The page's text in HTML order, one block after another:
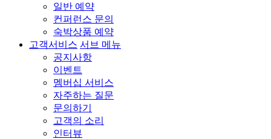
일반 예약
컨퍼런스 문의
숙박상품 예약
고객서비스 서브 메뉴
공지사항
이벤트
멤버십 서비스
자주하는 질문
문의하기
고객의 소리
인터뷰